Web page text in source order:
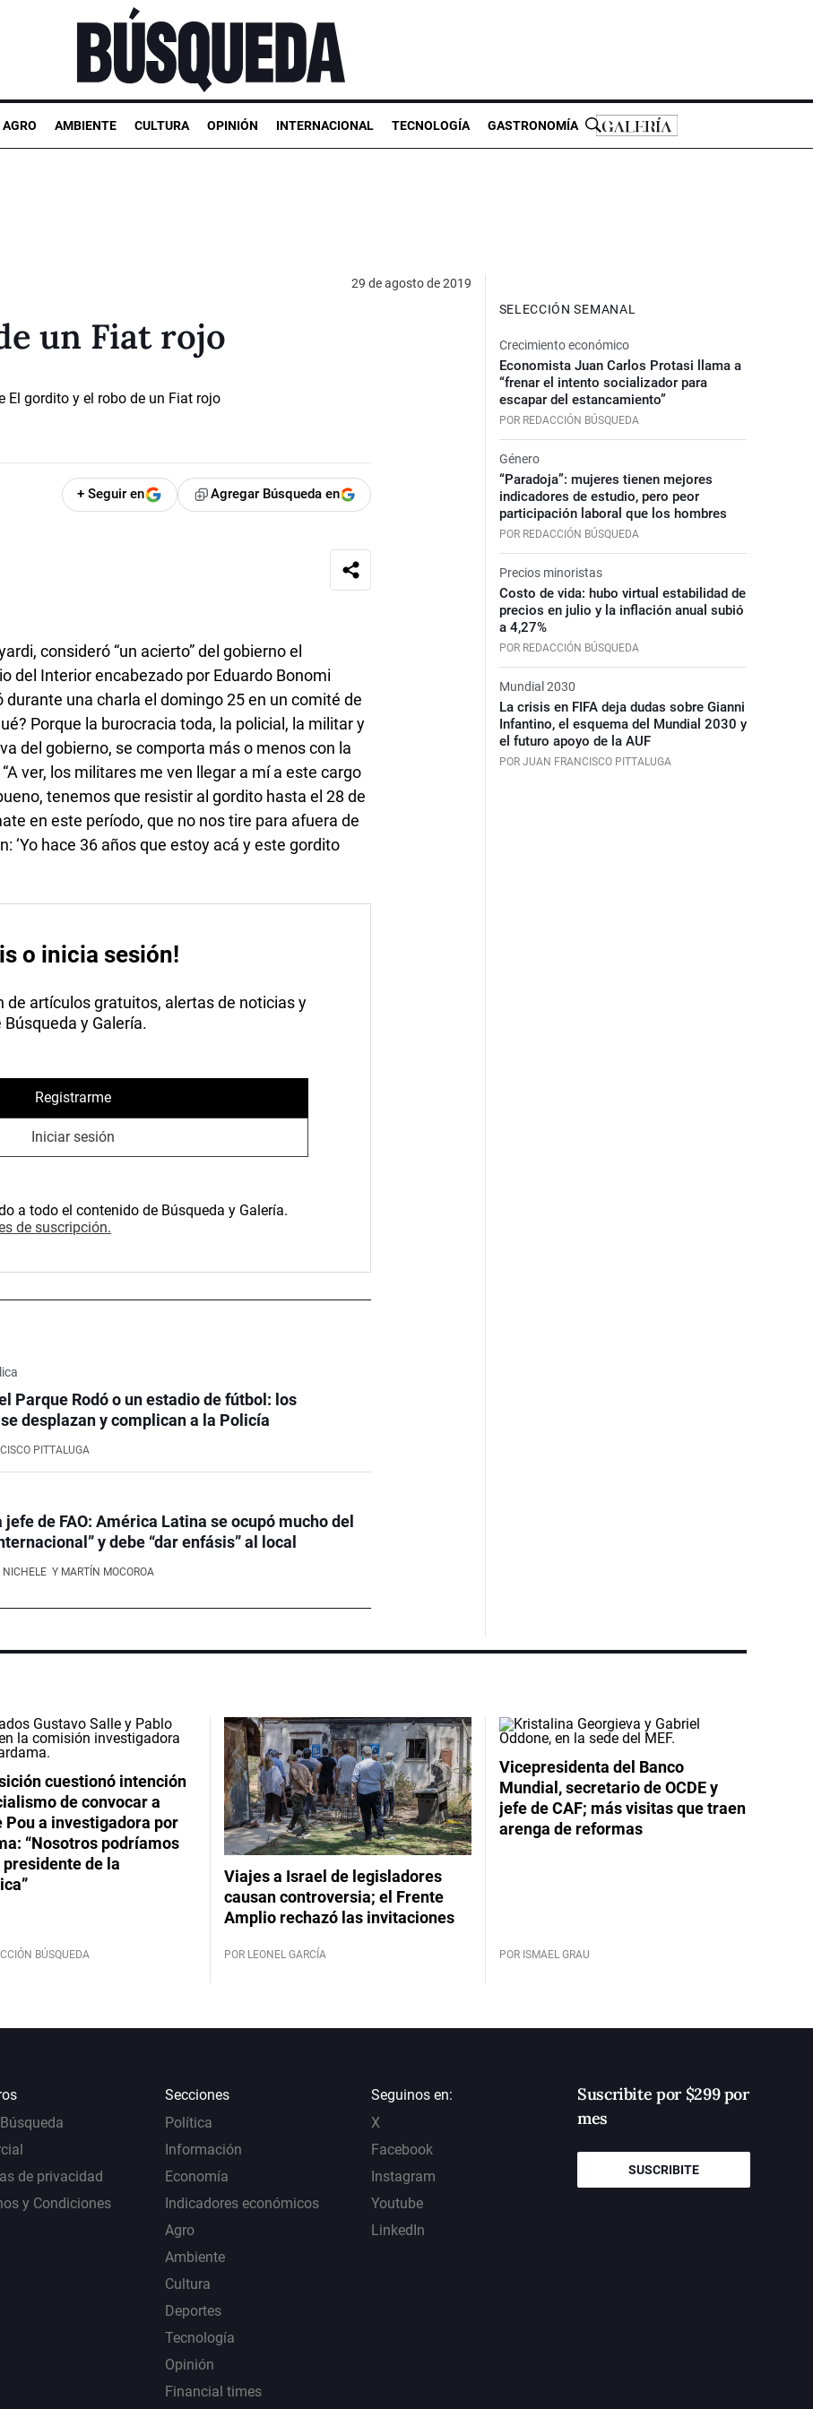
AGRO AMBIENTE CULTURA OPINIÓN INTERNACIONAL TECNOLOGÍA GASTRONOMÍA
29 de agosto de 2019
un Fiat rojo
+ Seguir en Agregar Búsqueda en
consideró “un acierto” del gobierno el
del Interior encabezado por Eduardo Bonomi
una charla el domingo 25 en un comité de
Porque la burocracia toda, la policial, la militar y
del gobierno, se comporta más o menos con la
ver, los militares me ven llegar a mí a este cargo
tenemos que resistir al gordito hasta el 28 de
en este período, que no nos tire para afuera de
‘Yo hace 36 años que estoy acá y este gordito
o inicia sesión!
de artículos gratuitos, alertas de noticias y
y Galería.
Registrarme
Iniciar sesión
a todo el contenido de Búsqueda y Galería.
de suscripción.
Parque Rodó o un estadio de fútbol: los
desplazan y complican a la Policía
PITTALUGA
jefe de FAO: América Latina se ocupó mucho del
y debe “dar enfásis” al local
NICHELE Y MARTÍN MOCOROA
SELECCIÓN SEMANAL
Crecimiento económico
Economista Juan Carlos Protasi llama a
“frenar el intento socializador para
escapar del estancamiento”
POR REDACCIÓN BÚSQUEDA
Género
“Paradoja”: mujeres tienen mejores
indicadores de estudio, pero peor
participación laboral que los hombres
POR REDACCIÓN BÚSQUEDA
Precios minoristas
Costo de vida: hubo virtual estabilidad de
precios en julio y la inflación anual subió
a 4,27%
POR REDACCIÓN BÚSQUEDA
Mundial 2030
La crisis en FIFA deja dudas sobre Gianni
Infantino, el esquema del Mundial 2030 y
el futuro apoyo de la AUF
POR JUAN FRANCISCO PITTALUGA
cuestionó intención
de convocar a
Pou a investigadora por
“Nosotros podríamos
de la
BÚSQUEDA
Viajes a Israel de legisladores
causan controversia; el Frente
Amplio rechazó las invitaciones
POR LEONEL GARCÍA
Vicepresidenta del Banco
Mundial, secretario de OCDE y
jefe de CAF; más visitas que traen
arenga de reformas
POR ISMAEL GRAU
de privacidad
y Condiciones
Secciones
Política
Información
Economía
Indicadores económicos
Agro
Ambiente
Cultura
Deportes
Tecnología
Opinión
Financial times
Seguinos en:
X
Facebook
Instagram
Youtube
LinkedIn
Suscribite por $299 por
mes
SUSCRIBITE